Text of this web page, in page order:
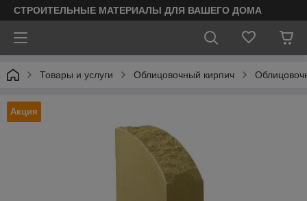
СТРОИТЕЛЬНЫЕ МАТЕРИАЛЫ ДЛЯ ВАШЕГО ДОМА
Товары и услуги Облицовочный кирпич
Акция